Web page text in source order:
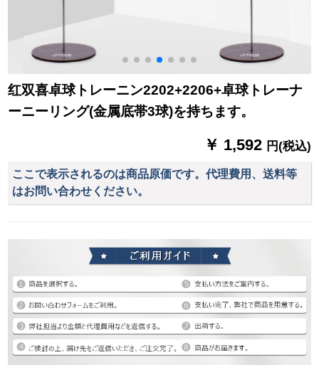
红双喜卓球トレーニン2202+2206+卓球トレーナ
ーニーリング(金属底帯3球)を持ちます。
￥ 1,592 円(税込)
ここで表示されるのは商品原価です。代理費用、送料等
はお問い合わせください。